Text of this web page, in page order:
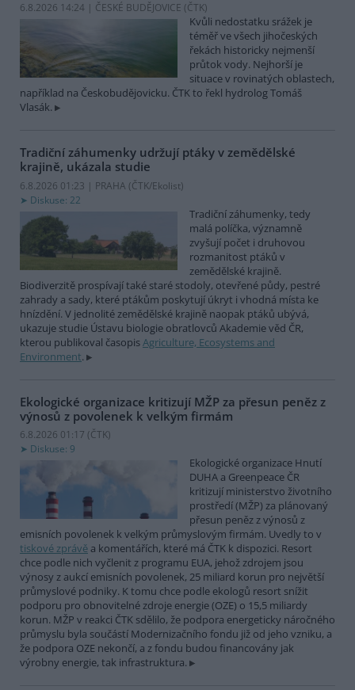
6.8.2026 14:24 | ČESKÉ BUDĚJOVICE (ČTK)
Kvůli nedostatku srážek je
téměř ve všech jihočeských
řekách historicky nejmenší
průtok vody. Nejhorší je
situace v rovinatých oblastech,
například na Českobudějovicku. ČTK to řekl hydrolog Tomáš
Vlasák.
Tradiční záhumenky udržují ptáky v zemědělské
krajině, ukázala studie
6.8.2026 01:23 | PRAHA (ČTK/Ekolist)
Diskuse: 22
Tradiční záhumenky, tedy
malá políčka, významně
zvyšují počet i druhovou
rozmanitost ptáků v
zemědělské krajině.
Biodiverzitě prospívají také staré stodoly, otevřené půdy, pestré
zahrady a sady, které ptákům poskytují úkryt i vhodná místa ke
hnízdění. V jednolité zemědělské krajině naopak ptáků ubývá,
ukazuje studie Ústavu biologie obratlovců Akademie věd ČR,
kterou publikoval časopisAgriculture, Ecosystems and
Environment.
Ekologické organizace kritizují MŽP za přesun peněz z
výnosů z povolenek k velkým firmám
6.8.2026 01:17 (ČTK)
Diskuse: 9
Ekologické organizace Hnutí
DUHA a Greenpeace ČR
kritizují ministerstvo životního
prostředí (MŽP) za plánovaný
přesun peněz z výnosů z
emisních povolenek k velkým průmyslovým firmám. Uvedly to v
tiskové zprávě a komentářích, které má ČTK k dispozici. Resort
chce podle nich vyčlenit z programu EUA, jehož zdrojem jsou
výnosy z aukcí emisních povolenek, 25 miliard korun pro největší
průmyslové podniky. K tomu chce podle ekologů resort snížit
podporu pro obnovitelné zdroje energie (OZE) o 15,5 miliardy
korun. MŽP v reakci ČTK sdělilo, že podpora energeticky náročného
průmyslu byla součástí Modernizačního fondu již od jeho vzniku, a
že podpora OZE nekončí, a z fondu budou financovány jak
výrobny energie, tak infrastruktura.